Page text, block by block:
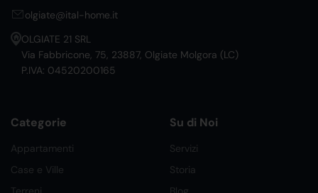
olgiate@ital-home.it
OLGIATE 21 SRL
Via Fabbricone, 75, 23887, Olgiate Molgora (LC)
P.IVA: 04520200165
Categorie
Appartamenti
Case e Ville
Su di Noi
Servizi
Storia